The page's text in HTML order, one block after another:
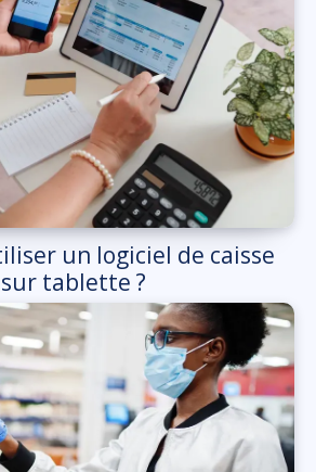
un logiciel de caisse
sur tablette ?